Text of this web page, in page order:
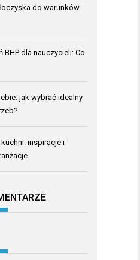
do warunków
dla nauczycieli: Co
jak wybrać idealny
inspiracje i